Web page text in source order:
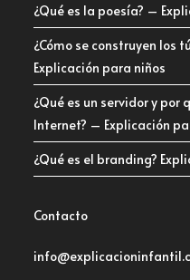
¿Qué es la poesía? –
¿Cómo se construyen los
Explicación para niños
¿Qué es un servidor y
Internet? – Explicación
¿Qué es el branding?
Contacto